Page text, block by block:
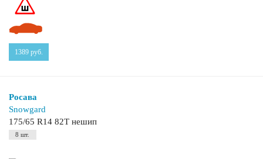
1389 руб.
Росава
Snowgard
175/65 R14 82T нешип
8 шт.